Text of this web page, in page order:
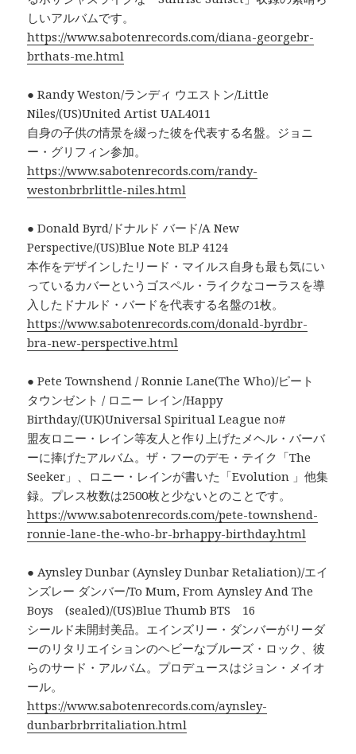
しいアルバムです。
https://www.sabotenrecords.com/diana-georgebr-
brthats-me.html
● Randy Weston/ランディ ウエストン/Little
Niles/(US)United Artist UAL4011
自身の子供の情景を綴った彼を代表する名盤。ジョニ
ー・グリフィン参加。
https://www.sabotenrecords.com/randy-
westonbrbrlittle-niles.html
● Donald Byrd/ドナルド バード/A New
Perspective/(US)Blue Note BLP 4124
本作をデザインしたリード・マイルス自身も最も気にい
っているカバーというゴスペル・ライクなコーラスを導
入したドナルド・バードを代表する名盤の1枚。
https://www.sabotenrecords.com/donald-byrdbr-
bra-new-perspective.html
● Pete Townshend / Ronnie Lane(The Who)/ピート
タウンゼント / ロニー レイン/Happy
Birthday/(UK)Universal Spiritual League no#
盟友ロニー・レイン等友人と作り上げたメヘル・バーバ
ーに捧げたアルバム。ザ・フーのデモ・テイク「The
Seeker」、ロニー・レインが書いた「Evolution 」他集
録。プレス枚数は2500枚と少ないとのことです。
https://www.sabotenrecords.com/pete-townshend-
ronnie-lane-the-who-br-brhappy-birthday.html
● Aynsley Dunbar (Aynsley Dunbar Retaliation)/エイ
ンズレー ダンバー/To Mum, From Aynsley And The
Boys (sealed)/(US)Blue Thumb BTS 16
シールド未開封美品。エインズリー・ダンバーがリーダ
ーのリタリエイションのヘビーなブルーズ・ロック、彼
らのサード・アルバム。プロデュースはジョン・メイオ
ール。
https://www.sabotenrecords.com/aynsley-
dunbarbrbrritaliation.html